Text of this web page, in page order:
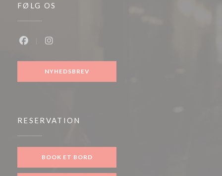
FØLG OS
NYHEDSBREV
RESERVATION
BOOK ET BORD